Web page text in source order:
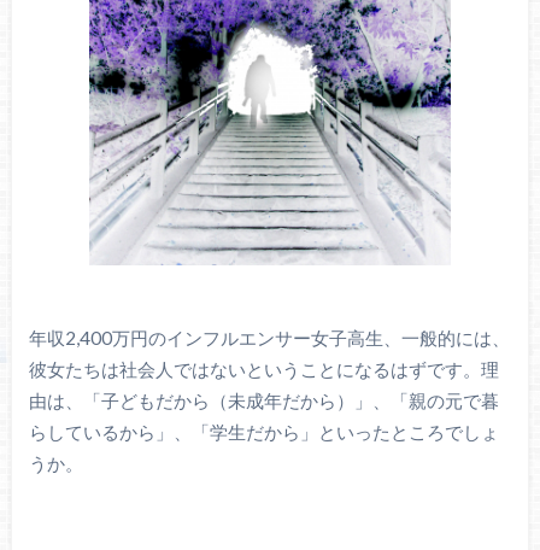
年収2,400万円のインフルエンサー女子高生、一般的には、
彼女たちは社会人ではないということになるはずです。理
由は、「子どもだから（未成年だから）」、「親の元で暮
らしているから」、「学生だから」といったところでしょ
うか。